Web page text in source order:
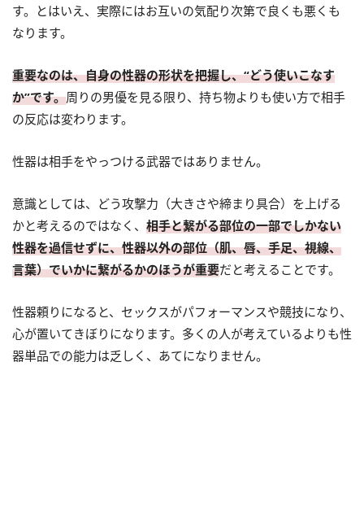
す。とはいえ、実際にはお互いの気配り次第で良くも悪くも
なります。
重要なのは、自身の性器の形状を把握し、“どう使いこなす
か”です。周りの男優を見る限り、持ち物よりも使い方で相手
の反応は変わります。
性器は相手をやっつける武器ではありません。
意識としては、どう攻撃力（大きさや締まり具合）を上げる
かと考えるのではなく、 相手と繋がる部位の一部でしかない
性器を過信せずに、性器以外の部位（肌、唇、手足、視線、
言葉）でいかに繋がるかのほうが重要だと考えることです。
性器頼りになると、セックスがパフォーマンスや競技になり、
心が置いてきぼりになります。多くの人が考えているよりも性
器単品での能力は乏しく、あてになりません。